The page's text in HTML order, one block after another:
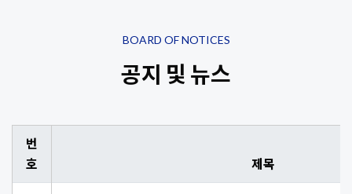
BOARD OF NOTICES
공지 및 뉴스
번
호
제목